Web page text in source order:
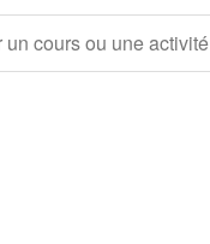
un cours ou une activité